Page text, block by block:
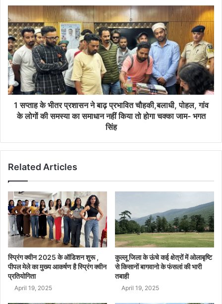
1 सप्ताह के भीतर प्रशासन ने बाढ़ प्रभावित चौहकी,बलाधी, पोहल, गांव
के लोगों की समस्या का समाधान नहीं किया तो होगा चक्का जाम- भगत
सिंह
Related Articles
स्प्रिंग क्वीन 2025 के ऑडिशन शुरू ,
पीपल मेले का मुख्य आकर्षण है स्प्रिंग क्वीन
प्रतियोगिता
April 19, 2025
कुल्लू जिला के ऊंचे कई क्षेत्रों में ओलाबृष्टि
से किसानों बागवानो के फंसलां की भारी
तबाही
April 19, 2025